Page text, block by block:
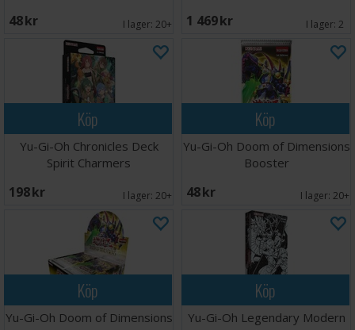
48 SEK I lager: 20+ 1 469 SEK I lager: 2
Köp
Yu-Gi-Oh Chronicles Deck
Spirit Charmers
198 SEK I lager: 20+
Köp
Yu-Gi-Oh Doom of Dimensions
Booster
48 SEK I lager: 20+
Köp
Yu-Gi-Oh Doom of Dimensions
Köp
Yu-Gi-Oh Legendary Modern